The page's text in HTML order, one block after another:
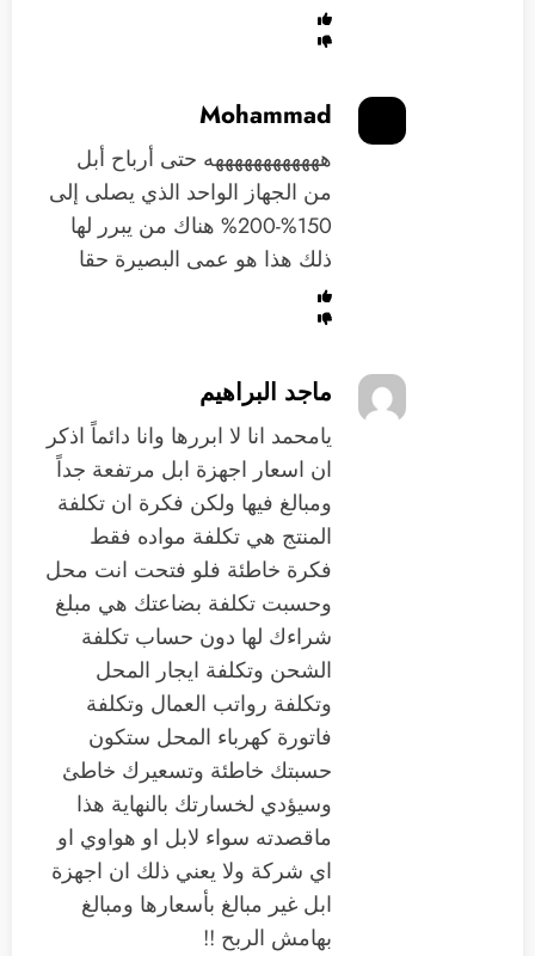
Mohammad
ههههههههههههه حتى أرباح أبل
من الجهاز الواحد الذي يصلى إلى
150%-200% هناك من يبرر لها
ذلك هذا هو عمى البصيرة حقا
ماجد البراهيم
يامحمد انا لا ابررها وانا دائماً اذكر
ان اسعار اجهزة ابل مرتفعة جداً
ومبالغ فيها ولكن فكرة ان تكلفة
المنتج هي تكلفة مواده فقط
فكرة خاطئة فلو فتحت انت محل
وحسبت تكلفة بضاعتك هي مبلغ
شراءك لها دون حساب تكلفة
الشحن وتكلفة ايجار المحل
وتكلفة رواتب العمال وتكلفة
فاتورة كهرباء المحل ستكون
حسبتك خاطئة وتسعيرك خاطئ
وسيؤدي لخسارتك بالنهاية هذا
ماقصدته سواء لابل او هواوي او
اي شركة ولا يعني ذلك ان اجهزة
ابل غير مبالغ بأسعارها ومبالغ
بهامش الربح !!